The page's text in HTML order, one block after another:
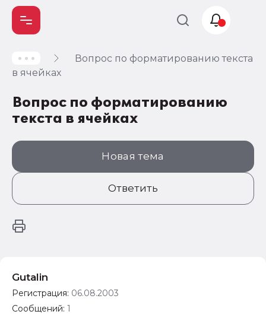
Вопрос по форматированию текста
в ячейках
Вопрос по форматированию
текста в ячейках
Новая тема
Ответить
Gutalin
Регистрация: 06.08.2003
Сообщений: 1
Учет и
налогообложение
Автоматизация